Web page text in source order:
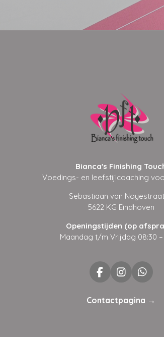
Bianca's Finishing
Voedings- en leefstijlcoaching
Sebastiaan van Noyestraat
5622 KG Eindhoven
Openingstijden (op
Maandag t/m Vrijdag 08:30 –
F
a
e
I
n
t
W
h
t
Contactpagina →